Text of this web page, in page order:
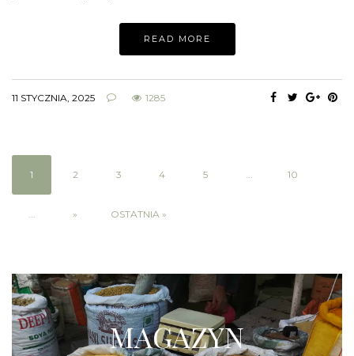
READ MORE
11 STYCZNIA, 2025 1285
1 2 3 4 5 10
» OSTATNIA »
MAGAZYN